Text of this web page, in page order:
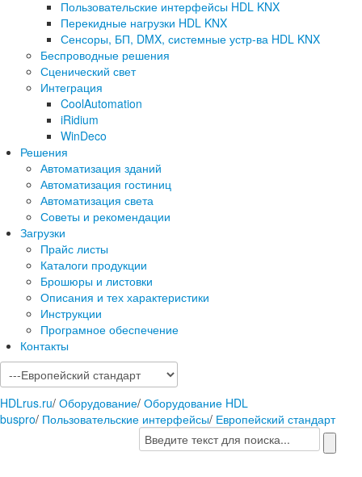
Пользовательские интерфейсы HDL KNX
Перекидные нагрузки HDL KNX
Сенсоры, БП, DMX, системные устр-ва HDL KNX
Беспроводные решения
Сценический свет
Интеграция
CoolAutomation
iRidium
WinDeco
Решения
Автоматизация зданий
Автоматизация гостиниц
Автоматизация света
Советы и рекомендации
Загрузки
Прайс листы
Каталоги продукции
Брошюры и листовки
Описания и тех характеристики
Инструкции
Програмное обеспечение
Контакты
HDLrus.ru/ Оборудование/ Оборудование HDL
buspro/ Пользовательские интерфейсы/ Европейский стандарт